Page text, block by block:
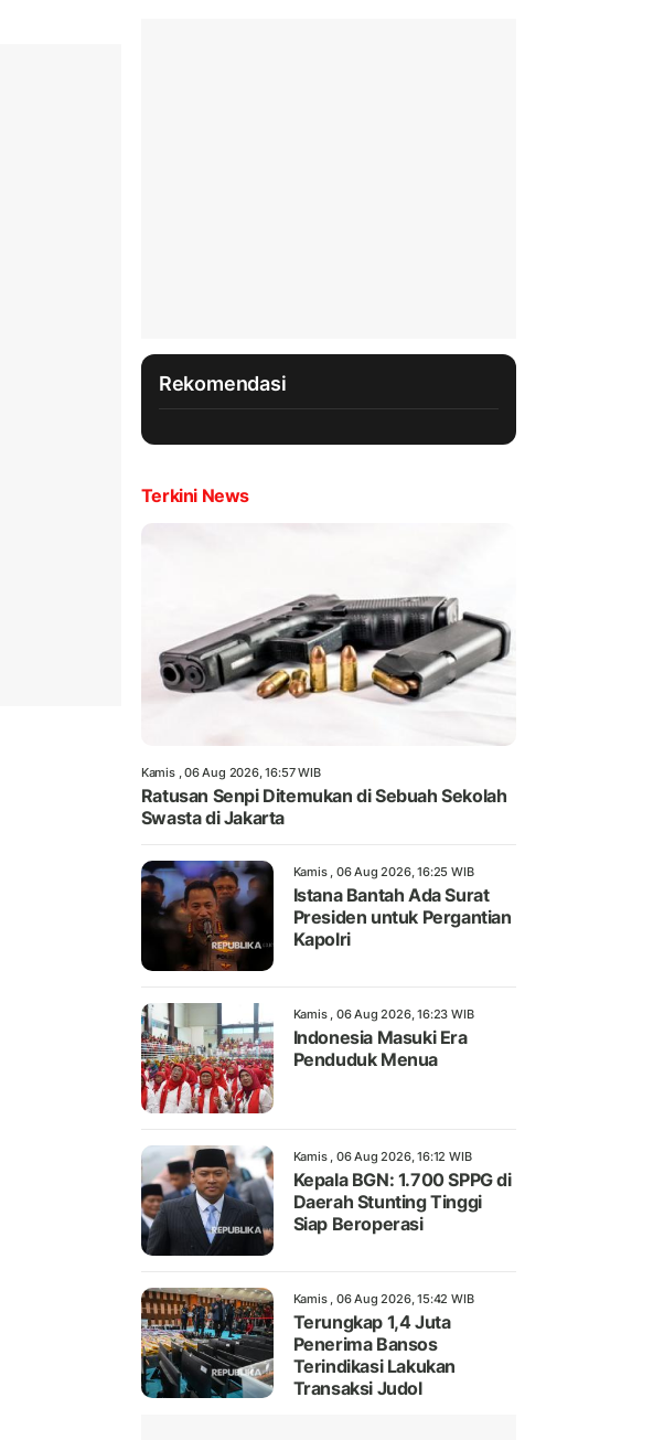
Rekomendasi
Terkini News
Kamis , 06 Aug 2026, 16:57 WIB
Ratusan Senpi Ditemukan di Sebuah Sekolah
Swasta di Jakarta
Kamis , 06 Aug 2026, 16:25 WIB
Istana Bantah Ada Surat
Presiden untuk Pergantian
Kapolri
Kamis , 06 Aug 2026, 16:23 WIB
Indonesia Masuki Era
Penduduk Menua
Kamis , 06 Aug 2026, 16:12 WIB
Kepala BGN: 1.700 SPPG di
Daerah Stunting Tinggi
Siap Beroperasi
Kamis , 06 Aug 2026, 15:42 WIB
Terungkap 1,4 Juta
Penerima Bansos
Terindikasi Lakukan
Transaksi Judol